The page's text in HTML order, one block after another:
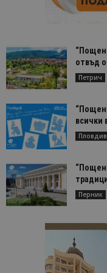
отвъд
Петрич
всички
Пловдив
Перник
is_unique